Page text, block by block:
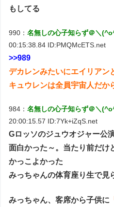
もしてる
990：名無しの心子知らず＠＼
00:15:38.84 ID:PMQMcETS.net
>>989
デカレンみたいにエイリアン
キュウレンは全員宇宙人だか
984：名無しの心子知らず＠＼
20:00:15.57 ID:7Yk+iZqS.net
Gロッソのジュウオジャー公
面白かった～。当たり前だけ
かっこよかった
みっちゃんの体育座り生で見
みっちゃん、客席から子供に